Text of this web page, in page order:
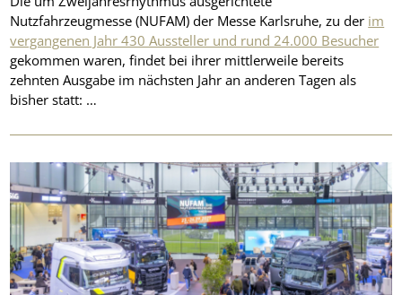
Nutzfahrzeugmesse (NUFAM) der Messe Karlsruhe, zu der im
vergangenen Jahr 430 Aussteller und rund 24.000 Besucher
gekommen waren, findet bei ihrer mittlerweile bereits
zehnten Ausgabe im nächsten Jahr an anderen Tagen als
bisher statt: …